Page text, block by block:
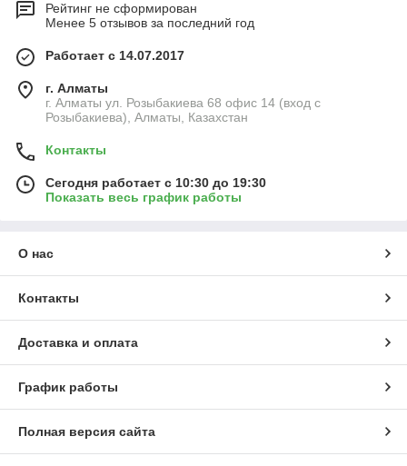
Рейтинг не сформирован
Менее 5 отзывов за последний год
Работает с 14.07.2017
г. Алматы
г. Алматы ул. Розыбакиева 68 офис 14 (вход с
Розыбакиева), Алматы, Казахстан
Контакты
Сегодня работает с 10:30 до 19:30
Показать весь график работы
О нас
Контакты
Доставка и оплата
График работы
Полная версия сайта